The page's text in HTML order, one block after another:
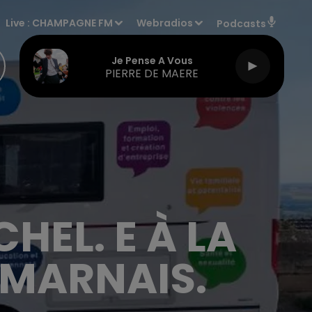
Live : CHAMPAGNE FM Webradios Podcasts
Je Pense A Vous
PIERRE DE MAERE
E À LA